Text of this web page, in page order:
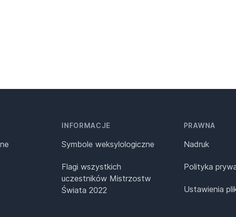
INFORMACJE
Symbole weksylologiczne
Flagi wszystkich
uczestników Mistrzostw
Świata 2022
PRAWNA
Nadruk
Polityka
Ustawienia